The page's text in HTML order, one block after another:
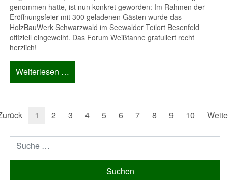
genommen hatte, ist nun konkret geworden: Im Rahmen der
Eröffnungsfeier mit 300 geladenen Gästen wurde das
HolzBauWerk Schwarzwald im Seewalder Teilort Besenfeld
offiziell eingeweiht. Das Forum Weißtanne gratuliert recht
herzlich!
Weiterlesen …
1 2 3 4 5 6 7 8 9 10
Suchen